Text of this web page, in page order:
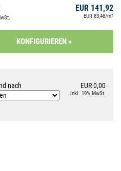
EUR 141,92
EUR 83,48/m²
nach EUR 0,00
inkl. 19% MwSt.